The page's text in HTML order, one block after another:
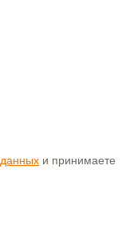
и принимаете